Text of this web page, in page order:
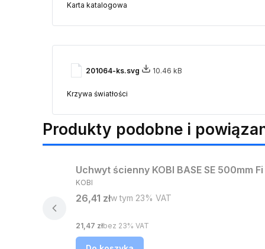
Karta katalogowa
201064-ks.svg 10.46 kB
Krzywa światłości
Produkty podobne i
Bestseller
Uchwyt ścienny KOBI BASE SE 500mm
PRODUCENT
KOBI
Cena brutto
26,41 złw tym %s VAT
w tym 23% VAT
Cena netto
21,47 złbez 23% VAT